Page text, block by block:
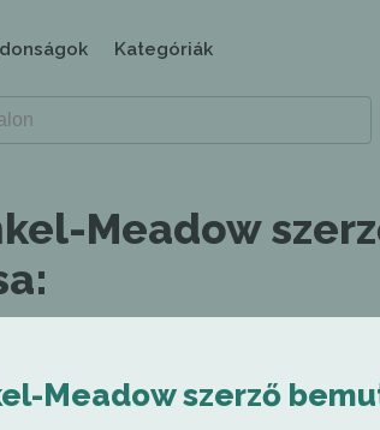
Kategóriák
Meadow
Meadow szerző